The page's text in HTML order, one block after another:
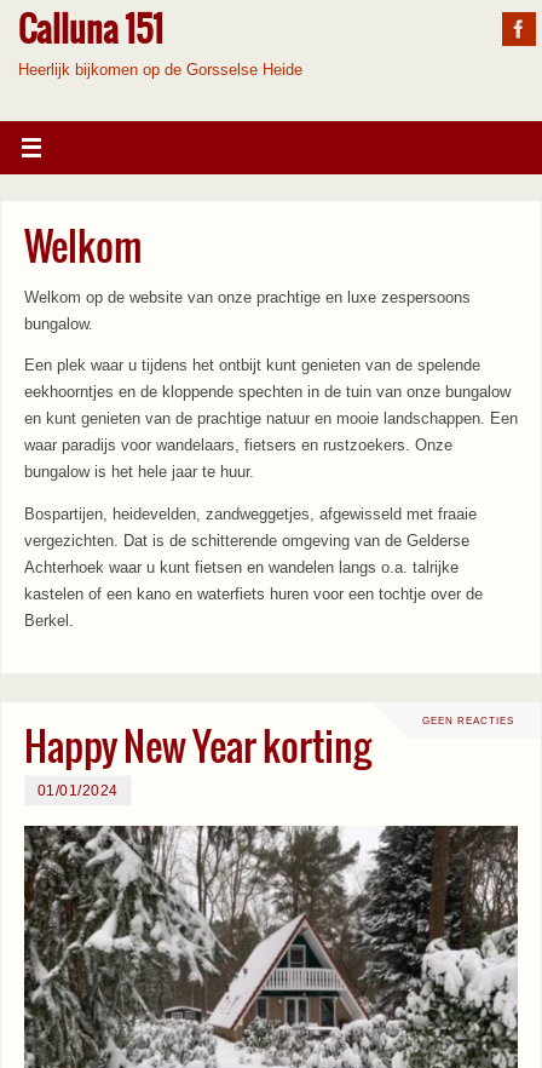
Calluna 151
Heerlijk bijkomen op de Gorsselse Heide
Welkom
Welkom op de website van onze prachtige en luxe zespersoons
bungalow.
Een plek waar u tijdens het ontbijt kunt genieten van de spelende
eekhoorntjes en de kloppende spechten in de tuin van onze bungalow
en kunt genieten van de prachtige natuur en mooie landschappen. Een
waar paradijs voor wandelaars, fietsers en rustzoekers. Onze
bungalow is het hele jaar te huur.
Bospartijen, heidevelden, zandweggetjes, afgewisseld met fraaie
vergezichten. Dat is de schitterende omgeving van de Gelderse
Achterhoek waar u kunt fietsen en wandelen langs o.a. talrijke
kastelen of een kano en waterfiets huren voor een tochtje over de
Berkel.
GEEN REACTIES
Happy New Year korting
01/01/2024